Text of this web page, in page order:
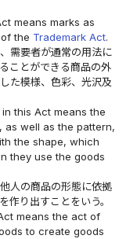
means marks as
the Trademark Act.
需要者が通常の用法に
ことができる商品の外
た模様、色彩、光沢及
this Act means the
as well as the pattern,
the shape, which
they use the goods
人の商品の形態に依拠
作り出すことをいう。
means the act of
to create goods